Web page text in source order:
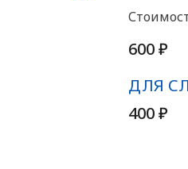
600 ₽
400 ₽
ДЛЯ